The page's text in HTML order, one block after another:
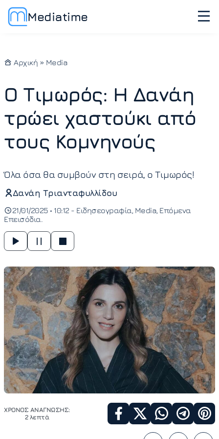
Mediatime
Αρχική » Media
Ο Τιμωρός: Η Δανάη
τρώει χαστούκι από
τους Κομνηνούς
Όλα όσα θα συμβούν στη σειρά, ο Τιμωρός!
Δανάη Τριανταφυλλίδου
21/01/2025 • 10:12 - Ειδησεογραφία Media Επόμενα
Επεισόδια
ΧΡΟΝΟΣ ΑΝΑΓΝΩΣΗΣ:
2 λεπτά